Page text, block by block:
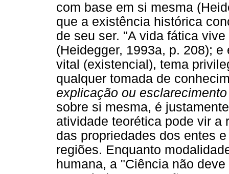
com base em si mesma
que a existência histórica
de seu ser. "A vida fática
(Heidegger, 1993a, p. 208);
vital (existencial), tema
qualquer tomada de
explicação ou esclarecimento
sobre si mesma, é
atividade teorética pode vir a
das propriedades dos entes
regiões. Enquanto
humana, a "Ciência não